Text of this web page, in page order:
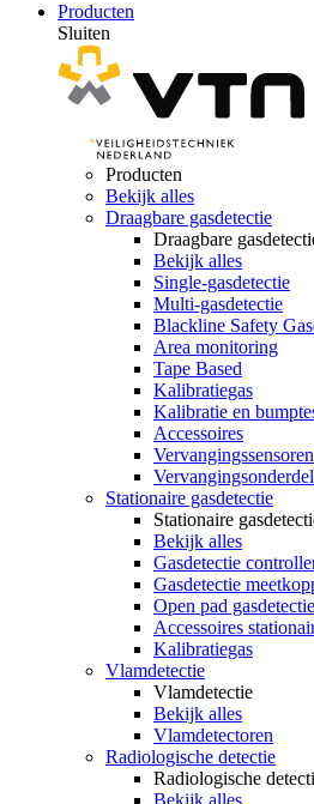
Producten
Sluiten
Producten
Bekijk alles
Draagbare gasdetectie
Draagbare
Bekijk alles
Single-gasdetectie
Multi-gasdetectie
Blackline Safety
Area monitoring
Tape Based
Kalibratiegas
Kalibratie en
Accessoires
Vervangingssensoren
Stationaire gasdetectie
Stationaire
Bekijk alles
Gasdetectie
Gasdetectie
Open pad gasdetectie
Accessoires
Kalibratiegas
Vlamdetectie
Vlamdetectie
Bekijk alles
Vlamdetectoren
Radiologische detectie
Radiologische
Bekijk alles